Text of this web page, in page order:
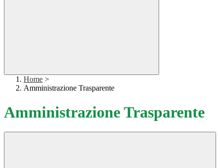
Home >
Amministrazione Trasparente
Amministrazione Trasparente